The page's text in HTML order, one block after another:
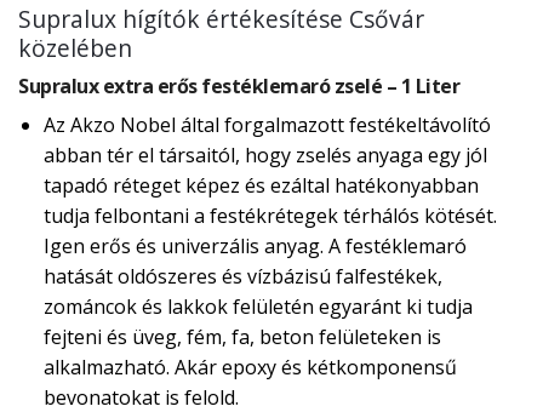
Supralux hígítók értékesítése Csővár
közelében
Supralux extra erős festéklemaró zselé – 1 Liter
Az Akzo Nobel által forgalmazott festékeltávolító
abban tér el társaitól, hogy zselés anyaga egy jól
tapadó réteget képez és ezáltal hatékonyabban
tudja felbontani a festékrétegek térhálós kötését.
Igen erős és univerzális anyag. A festéklemaró
hatását oldószeres és vízbázisú falfestékek,
zománcok és lakkok felületén egyaránt ki tudja
fejteni és üveg, fém, fa, beton felületeken is
alkalmazható. Akár epoxy és kétkomponensű
bevonatokat is felold.